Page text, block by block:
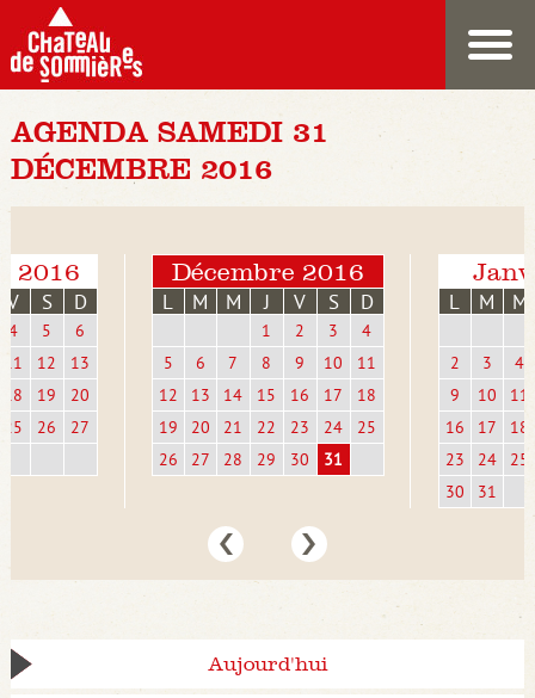
AGENDA SAMEDI 31
DÉCEMBRE 2016
2016
V S D
4 5
6
11
12
13
18
19
20
25
26 27
Décembre 2016
L M M J V S D
1 2 3
4
5
6 7 8 9 10
11
12
13 14 15 16 17
18
19
20 21 22 23 24
25
26
27 28 29 30 31
L M M
2 3
4
9
10
11
16
17
18
23
24
25
30
31
Aujourd'hui